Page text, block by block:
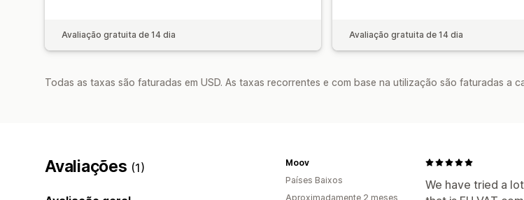
Avaliação gratuita de 14 dia Avaliação gratuita de 14 dia
Todas as taxas são faturadas em USD. As taxas recorrentes e com base na utilização são faturadas a
Avaliações (1)
We have tried a
Moov
Países Baixos
Aproximadamente 2 meses